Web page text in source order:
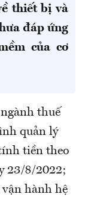
thiết bị và
đáp ứng
của cơ
thuế
quản lý
tiền theo
23/8/2022;
hành hệ